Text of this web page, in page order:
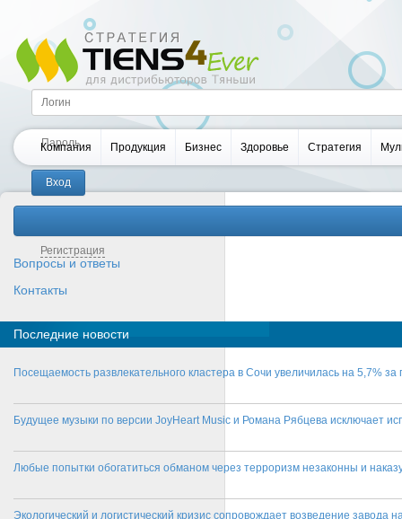
Регистрация
Компания Продукция Бизнес Здоровье Стратегия
Вопросы и ответы
Контакты
Последние новости
Посещаемость развлекательного кластера в Сочи увеличилась на 5,7% за
Будущее музыки по версии JoyHeart Music и Романа Рябцева исключает
Любые попытки обогатиться обманом через терроризм незаконны и
Экологический и логистический кризис сопровождает возведение завода